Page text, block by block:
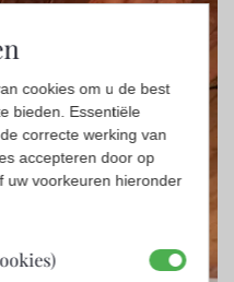
cookies om u de best
bieden. Essentiële
correcte werking van
accepteren door op
uw voorkeuren hieronder